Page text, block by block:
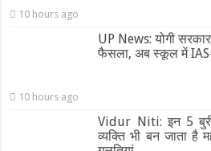
10 hours ago
UP News: योगी
फैसला, अब स्कूल में IAS-
10 hours ago
Vidur Niti: इन 5
व्यक्ति भी बन जाता है